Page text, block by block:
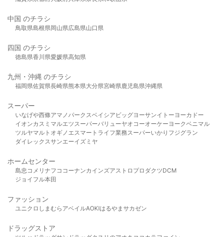
中国 のチラシ
鳥取県島根県岡山県広島県山口県
四国 のチラシ
徳島県香川県愛媛県高知県
九州・沖縄 のチラシ
福岡県佐賀県長崎県熊本県大分県宮崎県鹿児島県沖縄県
スーパー
いなげや西條アマノパークスベイシア ビッグヨーサンイトーヨーカドー
イオンカスミ マルエツスーパーバリューヤオコーオーケー ヨークベニマル
ツルヤマルト オギノ エスマート ライフ業務スーパーいかり フジグラン
ダイレックスサンエーイズミヤ
ホームセンター
島忠 コメリ ナフコ コーナンカインズアストロプロダクツDCM
ジョイフル本田
ファッション
ユニクロ しまむら アベイルAOKIはるやま サカゼン
ドラッグストア